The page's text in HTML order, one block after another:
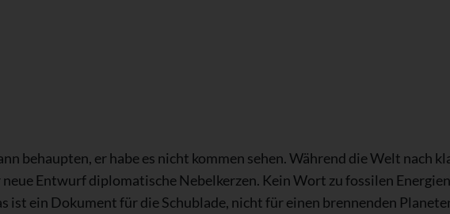
behaupten, er habe es nicht kommen sehen. Während die Welt nach
Entwurf diplomatische Nebelkerzen. Kein Wort zu fossilen
ist ein Dokument für die Schublade, nicht für einen brennenden